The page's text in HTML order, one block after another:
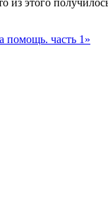
из этого
помощь. часть 1»